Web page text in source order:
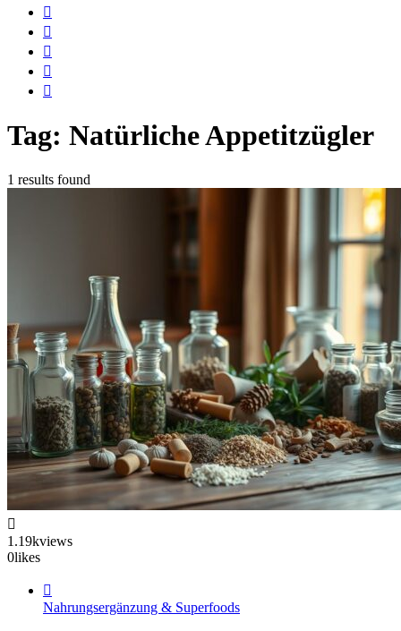
Tag: Natürliche Appetitzügler
1 results found
1.19kviews
0likes
Nahrungsergänzung & Superfoods